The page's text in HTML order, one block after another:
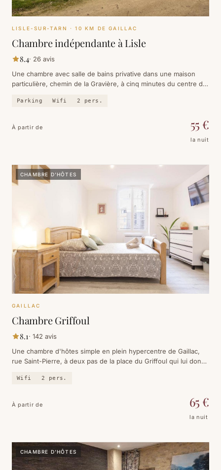
LISLE-SUR-TARN · 10 KM DE GAILLAC
Chambre indépendante à Lisle
8.4· 26 avis
Une chambre avec salle de bains privative dans une maison
particulière, chemin de la Gravière, à cinq minutes du centre de
Parking Wifi 2 pers.
À partir de 55 €
la nuit
CHAMBRE D'HÔTES
GAILLAC
Chambre Griffoul
8.1· 142 avis
Une chambre d'hôtes simple en plein hypercentre de Gaillac,
rue Saint-Pierre, à deux pas de la place du Griffoul qui lui donne
— et l'abbaye Saint-Michel au bout de la rue.
Wifi 2 pers.
À partir de 65 €
la nuit
CHAMBRE D'HÔTES